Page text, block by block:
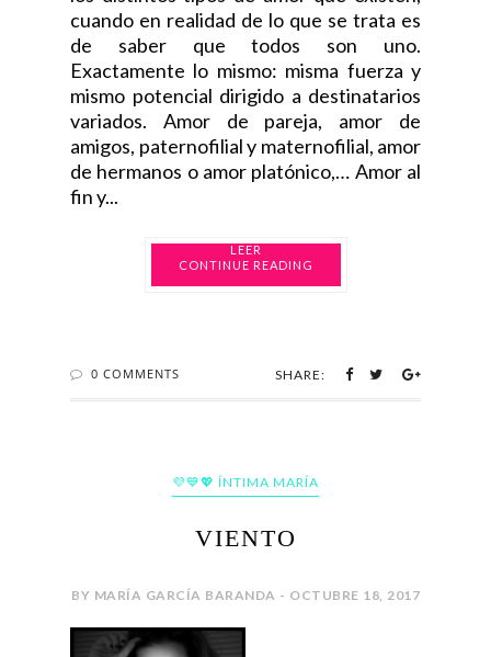
cuando en realidad de lo que se trata es
de saber que todos son uno.
Exactamente lo mismo: misma fuerza y
mismo potencial dirigido a destinatarios
variados. Amor de pareja, amor de
amigos, paternofilial y maternofilial, amor
de hermanos o amor platónico,… Amor al
fin y...
CONTINUE READING
0 COMMENTS SHARE:
💜💙💖 ÍNTIMA MARÍA
VIENTO
BY MARÍA GARCÍA BARANDA - OCTUBRE 18, 2017